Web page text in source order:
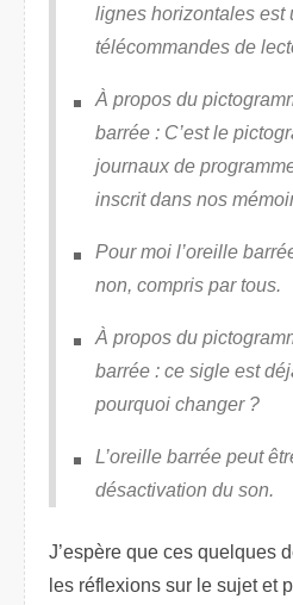
lignes horizontales est
télécommandes de
À propos du
barrée : C’est le
journaux de
inscrit dans nos
Pour moi l’oreille
non, compris par tous.
À propos du
barrée : ce sigle est
pourquoi changer ?
L’oreille barrée peut
désactivation du son.
J’espère que ces quelques
les réflexions sur le sujet et